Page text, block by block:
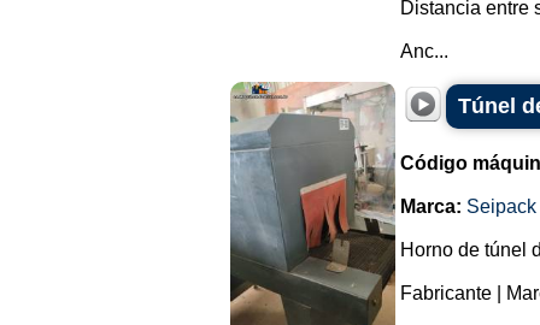
Distancia entre
Anc...
Túnel
Código
Marca: Seipack
Horno de túnel
Fabricante |